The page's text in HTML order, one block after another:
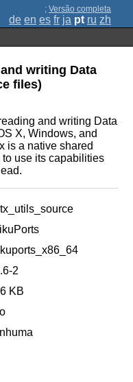
; Versão completa
de en es fr ja pt ru zh
writing Data
files)
and writing Data
X, Windows, and
is a native shared
to use its capabilities
2
KB